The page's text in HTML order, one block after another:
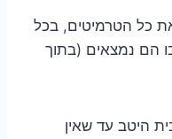
את כל הטרמיטים, בכל
הם נמצאים (בתוך
היטב עד שאין